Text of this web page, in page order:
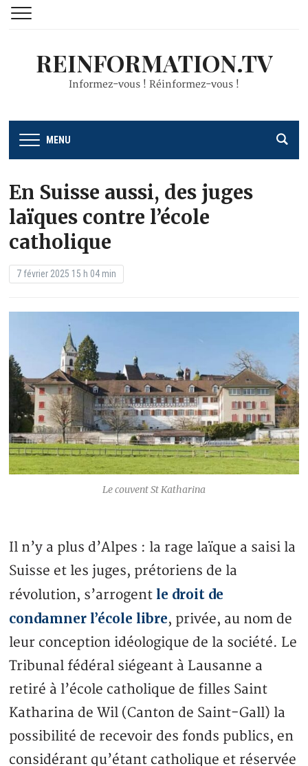
REINFORMATION.TV
Informez-vous ! Réinformez-vous !
MENU
En Suisse aussi, des juges
laïques contre l’école
catholique
7 février 2025 15 h 04 min
Le couvent St Katharina
Il n’y a plus d’Alpes : la rage laïque a saisi la
Suisse et les juges, prétoriens de la
révolution, s’arrogent le droit de
condamner l’école libre, privée, au nom de
leur conception idéologique de la société. Le
Tribunal fédéral siégeant à Lausanne a
retiré à l’école catholique de filles Saint
Katharina de Wil (Canton de Saint-Gall) la
possibilité de recevoir des fonds publics, en
considérant qu’étant catholique et réservée